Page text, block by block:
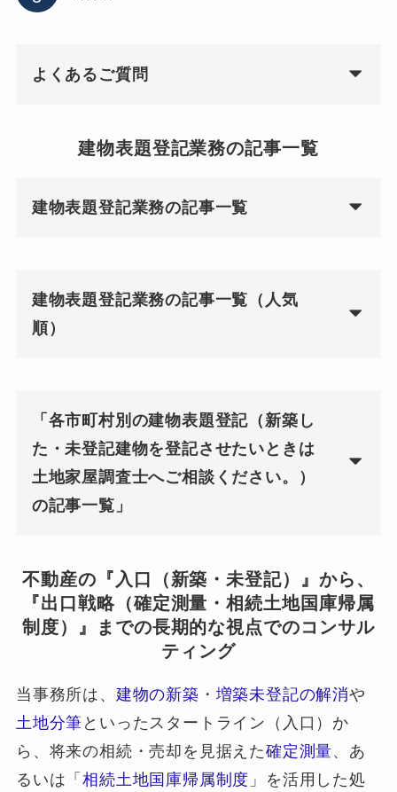
よくあるご質問
建物表題登記業務の記事一覧
建物表題登記業務の記事一覧
建物表題登記業務の記事一覧（人気
順）
「各市町村別の建物表題登記（新築し
た・未登記建物を登記させたいときは
土地家屋調査士へご相談ください。）
の記事一覧」
不動産の『入口（新築・未登記）』から、
『出口戦略（確定測量・相続土地国庫帰属
制度）』までの長期的な視点でのコンサル
ティング
当事務所は、 建物の新築 ・ 増築未登記の解消や
土地分筆 といったスタートライン（入口）か
ら、将来の相続・売却を見据えた確定測量、あ
るいは「相続土地国庫帰属制度 」を活用した処